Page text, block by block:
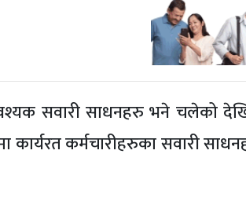
सवारी साधनहरु भने चलेको
कार्यरत कर्मचारीहरुका सवारी